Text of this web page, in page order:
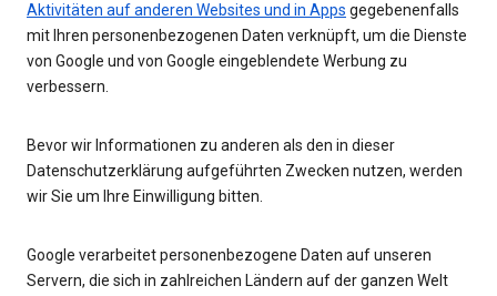
Aktivitäten auf anderen Websites und in Apps gegebenenfalls
mit Ihren personenbezogenen Daten verknüpft, um die Dienste
von Google und von Google eingeblendete Werbung zu
verbessern.
Bevor wir Informationen zu anderen als den in dieser
Datenschutzerklärung aufgeführten Zwecken nutzen, werden
wir Sie um Ihre Einwilligung bitten.
Google verarbeitet personenbezogene Daten auf unseren
Servern, die sich in zahlreichen Ländern auf der ganzen Welt